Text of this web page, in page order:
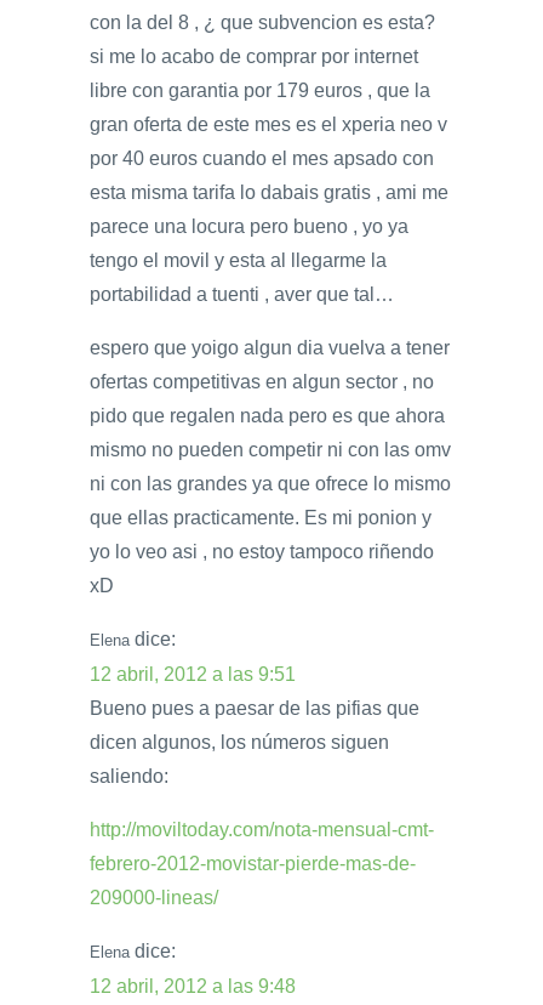
con la del 8 , ¿ que subvencion es esta?
si me lo acabo de comprar por internet
libre con garantia por 179 euros , que la
gran oferta de este mes es el xperia neo v
por 40 euros cuando el mes apsado con
esta misma tarifa lo dabais gratis , ami me
parece una locura pero bueno , yo ya
tengo el movil y esta al llegarme la
portabilidad a tuenti , aver que tal…
espero que yoigo algun dia vuelva a tener
ofertas competitivas en algun sector , no
pido que regalen nada pero es que ahora
mismo no pueden competir ni con las omv
ni con las grandes ya que ofrece lo mismo
que ellas practicamente. Es mi ponion y
yo lo veo asi , no estoy tampoco riñendo
xD
Elena dice:
12 abril, 2012 a las 9:51
Bueno pues a paesar de las pifias que
dicen algunos, los números siguen
saliendo:
http://moviltoday.com/nota-mensual-cmt-
febrero-2012-movistar-pierde-mas-de-
209000-lineas/
Elena dice:
12 abril, 2012 a las 9:48